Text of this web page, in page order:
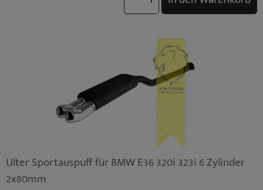
Ulter Sportauspuff für BMW E36 320i 323i 6 Zylinder
2x80mm